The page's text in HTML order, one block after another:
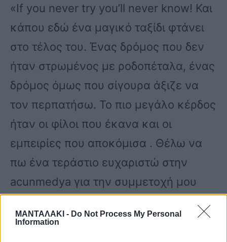
ΜΑΝΤΑΛΑΚΙ - Do Not Process My Personal
Information
«Ιf you never try you’ll never know! Και
κάπου εδώ ένα μαγικό ταξίδι φτάνει
στο τέλος του. Ένας δρόμος που δεν
ήταν στρωμένος με ροδοπέταλα, ένας
δρόμος όμως που σίγουρα άξιζε να
τον περπατήσω. Το πιο μεγάλο κέρδος
ήταν οι φίλοι που έκανα και οι
εμπειρίες που αποκόμισα . Θέλω να
πω ένα τεράστιο ευχαριστώ στην
acunmedya για την συμμετοχή μου